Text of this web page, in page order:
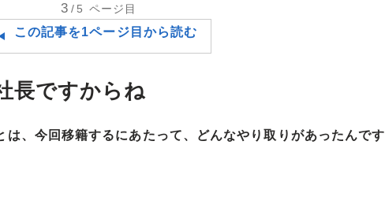
3 /5 ページ目
この記事を1ページ目から読む
ですからね
、今回移籍するにあたって、どんなやり取りがあったんです